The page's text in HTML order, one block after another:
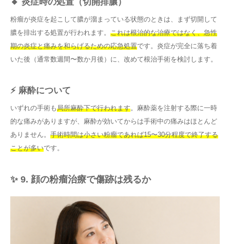
粉瘤が炎症を起こして膿が溜まっている状態のときは、まず切開して
膿を排出する処置が行われます。 これは根治的な治療ではなく、急性
期の炎症と痛みを和らげるための応急処置です。炎症が完全に落ち着
いた後（通常数週間〜数か月後）に、改めて根治手術を検討します。
⚡ 麻酔について
いずれの手術も局所麻酔下で行われます。麻酔薬を注射する際に一時
的な痛みがありますが、麻酔が効いてからは手術中の痛みはほとんど
ありません。 手術時間は小さい粉瘤であれば15〜30分程度で終了する
ことが多いです。
✨ 9. 顔の粉瘤治療で傷跡は残るか